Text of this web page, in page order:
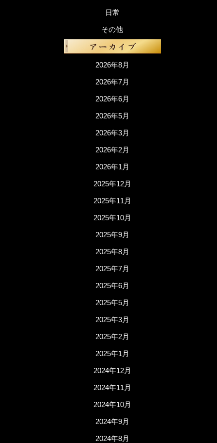
日常
その他
2026年8月
2026年7月
2026年6月
2026年5月
2026年3月
2026年2月
2026年1月
2025年12月
2025年11月
2025年10月
2025年9月
2025年8月
2025年7月
2025年6月
2025年5月
2025年3月
2025年2月
2025年1月
2024年12月
2024年11月
2024年10月
2024年9月
2024年8月